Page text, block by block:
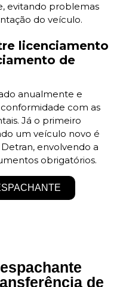
evitando problemas
do veículo.
licenciamento
de
anualmente e
com as
Já o primeiro
um veículo novo é
envolvendo a
obrigatórios.
de